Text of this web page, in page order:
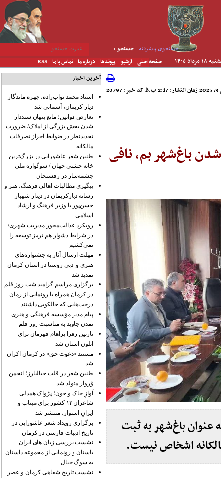
جستجوی پیشرفته جستجو :
صفحه اصلی آرشیو پیوندها درباره ما تماس با ما RSS ۱۸ مرداد ۱۴۰۵
کد خبر: 20797
باغ‌شهر بم، نافی
عنوان باغ‌شهر به ثبت
اشخاص نیست.
آخرین اخبار
استاد محمد نواب‌زاده، چهره ماندگار
دیار کریمان، آسمانی شد
تعارض قوانین؛ مانع پنهان سنددار
شدن بخش بزرگی از املاک/ ضرورت
تجدیدنظر در ضوابط احراز تصرفات
مالکانه
طنین شعر عاشورایی در بزرگ‌ترین
خانه خشتی جهان / سوگواره ملی
چشمه‌سار در رفسنجان
پیگیری مطالبات اهالی فرهنگ، هنر و
رسانه دیارکریمان در دیدار شهباز
حسن‌پور با وزیر فرهنگ و ارشاد
اسلامی
رویکرد عدالت‌محور مدیریت شهری/
در شرایط دشوار هم ترمز توسعه را
نمی‌کشیم
مهلت ارسال آثار به جشنواره‌های
هنری و ادبی روستا در استان کرمان
تمدید شد
برگزاری مراسم گرامیداشت روز قلم
در کرمان همراه با رونمایی از رمان
درخت‌هایی که خالکوبی داشتند
پیام مدیر مؤسسه فرهنگی و هنری
تمدن جاوید به مناسبت روز قلم
نازنین زهرا پراهام قهرمان ترای
اتلون استان شد
مستند «دعوت حق» در کرمان اکران
شد
طنین شعر در قلب جبالبارز؛ انجمن
وُروار متولد شد
آوازِ خاک و خون؛ پژواک همدلی
شاعران ۱۲ کشور برای میناب و
ایرانِ استوار، منتشر شد
برگزاری رویداد شعر عاشورایی در
تاریخ ادبیات فارسی در کرمان
نشست بررسی زبان های ایران
باستان و رونمایی از مجموعه داستان
به سوگ خیال
نشست تاریخ شفاهی کرمان و عصر